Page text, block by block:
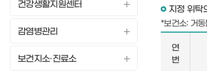
건강생활지원센터
감염병관리
보건지소·진료소
보
지정 위탁
*보건소: 거
연
번